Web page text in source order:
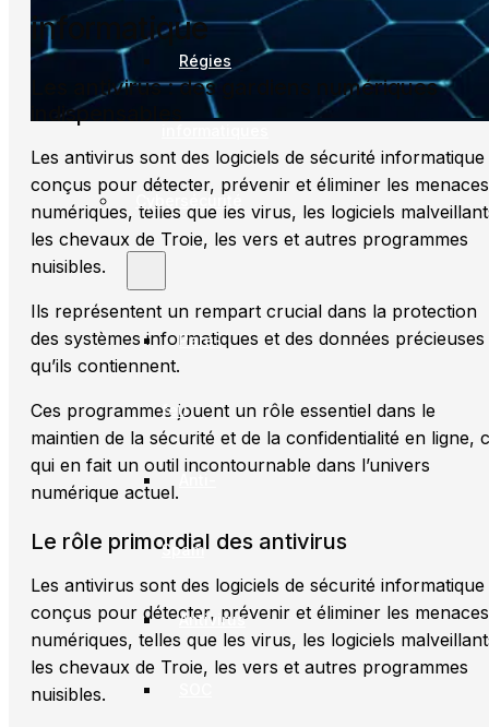
Régies
Cybersécurité
Pare-
feu
Spam
Antivirus
informatique
Les antivirus : des gardiens numériques
indispensables
Les antivirus sont des logiciels de sécurité informatique
conçus pour détecter, prévenir et éliminer les menaces
numériques, telles que les virus, les logiciels
les chevaux de Troie, les vers et autres programmes
nuisibles.
Ils représentent un rempart crucial dans la protection
des systèmes informatiques et des données précieuses
qu’ils contiennent.
Ces programmes jouent un rôle essentiel dans le
maintien de la sécurité et de la confidentialité en ligne,
qui en fait un outil incontournable dans l’univers
numérique actuel.
Le rôle primordial des antivirus
Les antivirus sont des logiciels de sécurité informatique
conçus pour détecter, prévenir et éliminer les menaces
numériques, telles que les virus, les logiciels
les chevaux de Troie, les vers et autres programmes
nuisibles.